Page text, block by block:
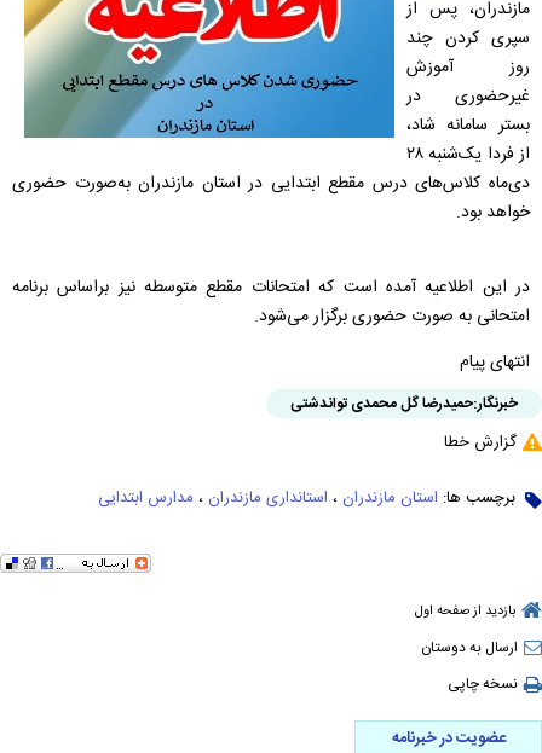
مازندران، پس از
سپری کردن چند
روز آموزش
غیرحضوری در
بستر سامانه شاد،
از فردا یک‌شنبه ۲۸
دی‌ماه کلاس‌های درس مقطع ابتدایی در استان مازندران به‌صورت حضوری
خواهد بود.
در این اطلاعیه آمده است که امتحانات مقطع متوسطه نیز براساس برنامه
امتحانی به صورت حضوری برگزار می‌شود‌.
انتهای پیام
خبرنگار:حمیدرضا گل محمدی تواندشتی
گزارش خطا
برچسب ها: استان مازندران ، استانداری مازندران ، مدارس ابتدایی
بازدید از صفحه اول
ارسال به دوستان
نسخه چاپی
عضویت در خبرنامه